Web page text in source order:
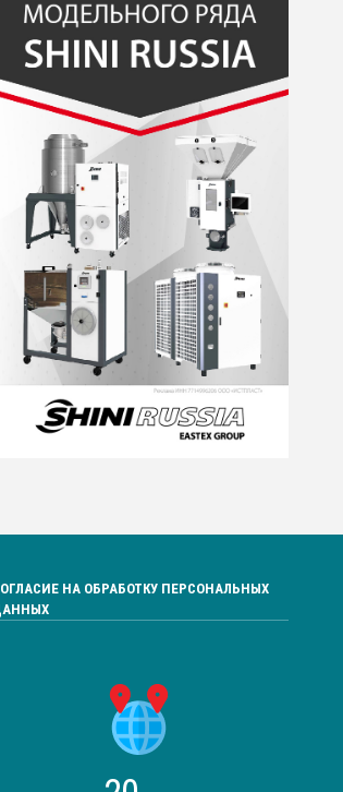
НА ОБРАБОТКУ ПЕРСОНАЛЬНЫХ